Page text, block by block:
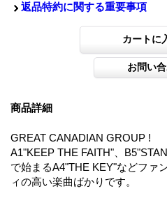
返品特約に関する重要事項
商品詳細
GREAT CANADIAN GROUP !
A1"KEEP THE FAITH"、
で始まるA4"THE KEY"などファ
ィの高い楽曲ばかりです。